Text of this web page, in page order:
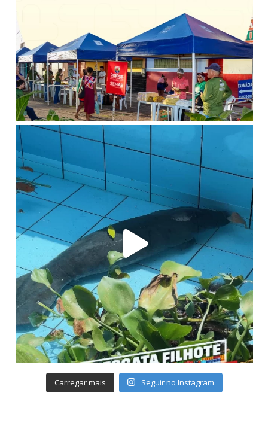
Carregar mais Seguir no Instagram